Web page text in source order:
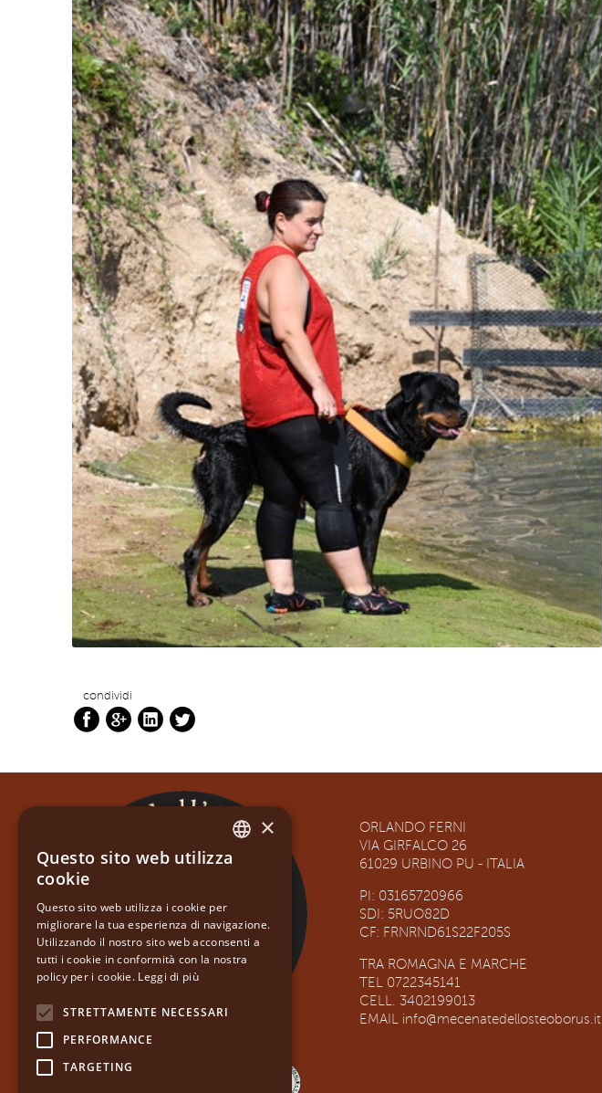
condividi
ORLANDO FERNI
VIA GIRFALCO 26
61029 URBINO PU - ITALIA
PI: 03165720966
SDI: 5RUO82D
CF: FRNRND61S22F205S
TRA ROMAGNA E MARCHE
TEL 0722345141
CELL. 3402199013
EMAIL info@mecenatedellosteoborus.it
×
Questo sito web utilizza
cookie
Questo sito web utilizza i cookie per
migliorare la tua esperienza di navigazione.
Utilizzando il nostro sito web acconsenti a
tutti i cookie in conformità con la nostra
policy per i cookie. Leggi di più
STRETTAMENTE NECESSARI
PERFORMANCE
TARGETING